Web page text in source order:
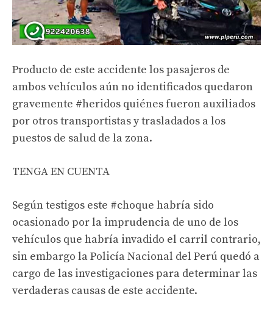
Producto de este accidente los pasajeros de
ambos vehículos aún no identificados quedaron
gravemente #heridos quiénes fueron auxiliados
por otros transportistas y trasladados a los
puestos de salud de la zona.
TENGA EN CUENTA
Según testigos este #choque habría sido
ocasionado por la imprudencia de uno de los
vehículos que habría invadido el carril contrario,
sin embargo laPolicía Nacional del Perú quedó a
cargo de las investigaciones para determinar las
verdaderas causas de este accidente.